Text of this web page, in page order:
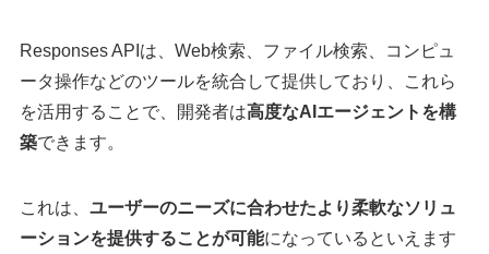
​Responses APIは、Web検索、ファイル検索、コンピュ
ータ操作などのツールを統合して提供しており、これら
を活用することで、開発者は高度なAIエージェントを構
築できます。​
これは、 ユーザーのニーズに合わせたより柔軟なソリュ
ーションを提供することが可能になっているといえます